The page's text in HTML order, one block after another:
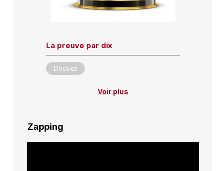
La preuve par dix
Dossier
Voir plus
Zapping